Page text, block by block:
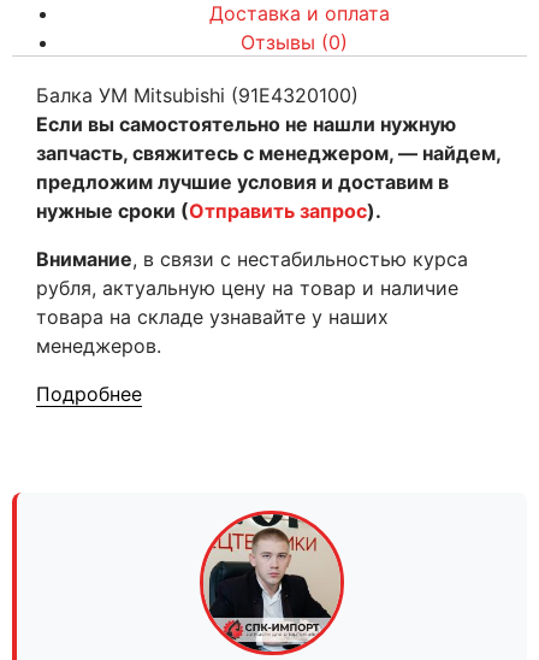
Доставка и оплата
Отзывы (0)
Балка УМ Mitsubishi (91E4320100)
Если вы самостоятельно не нашли нужную
запчасть, свяжитесь с менеджером, — найдем,
предложим лучшие условия и доставим в
нужные сроки (Отправить запрос).
Внимание, в связи с нестабильностью курса
рубля, актуальную цену на товар и наличие
товара на складе узнавайте у наших
менеджеров.
Подробнее